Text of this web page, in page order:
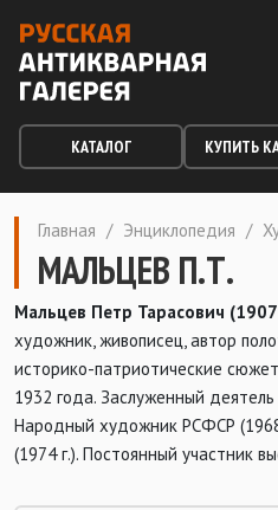
КАТАЛОГ КУПИТЬ
Главная / Энциклопедия /
МАЛЬЦЕВ П.Т.
Мальцев Петр Тарасович
художник, живописец, автор
историко-патриотические
1932 года. Заслуженный
Народный художник РСФСР
(1974 г.). Постоянный участник